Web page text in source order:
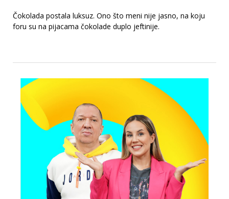
Čokolada postala luksuz. Ono što meni nije jasno, na koju
foru su na pijacama čokolade duplo jeftinije.